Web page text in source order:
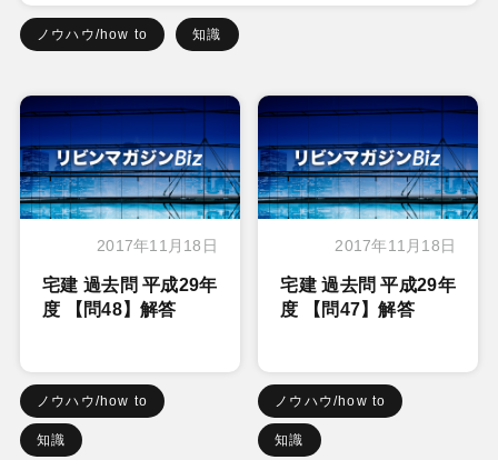
ノウハウ/how to 知識
2017年11月18日
宅建 過去問 平成29年
度 【問48】解答
ノウハウ/how to
知識
2017年11月18日
宅建 過去問 平成29年
度 【問47】解答
ノウハウ/how to
知識